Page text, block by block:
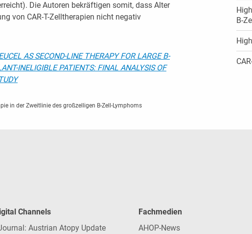
Die Autoren bekräftigen somit, dass Alter
von CAR-T-Zelltherapien nicht negativ
AS SECOND-LINE THERAPY FOR LARGE B-
INELIGIBLE PATIENTS: FINAL ANALYSIS OF
B-
in der Zweitlinie des großzelligen B-Zell-Lymphoms
Channels
Austrian Atopy Update
Fachmedien
AHOP-News